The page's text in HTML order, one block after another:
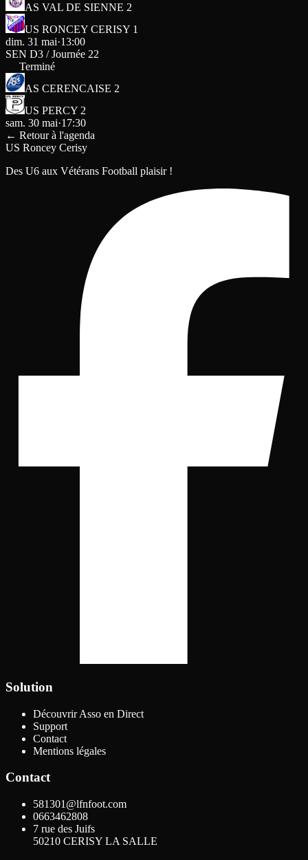
AS VAL DE SIENNE 2
US RONCEY CERISY 1
dim. 31 mai·13:00
SEN D3 / Journée 22
Terminé
AS CERENCAISE 2
US PERCY 2
sam. 30 mai·17:30
← Retour à l'agenda
US Roncey Cerisy
Des U6 aux Vétérans Football plaisir !
Solution
Découvrir Asso en Direct
Support
Contact
Mentions légales
Contact
581301@lfnfoot.com
0663462808
7 rue des Juifs
50210 CERISY LA SALLE